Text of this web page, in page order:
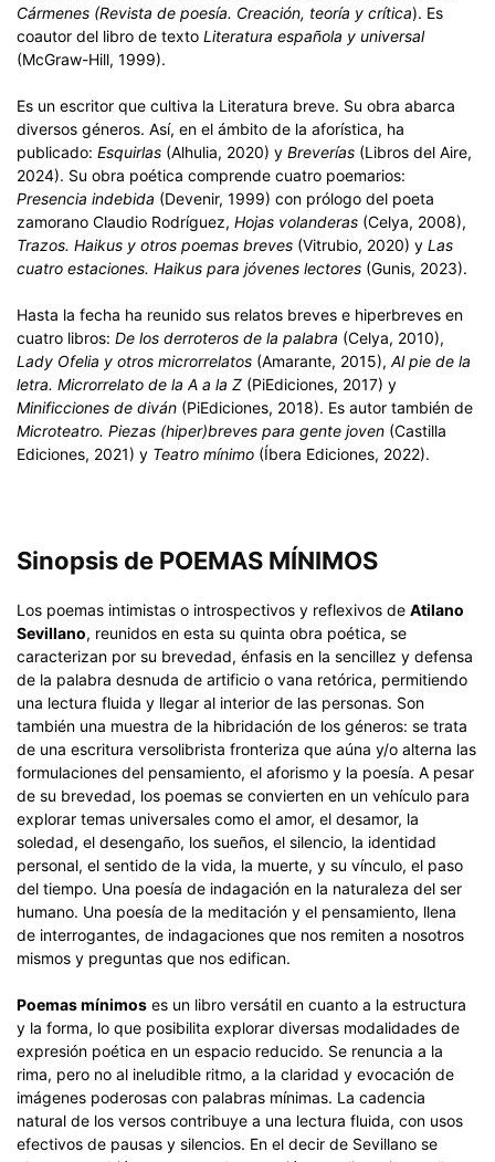
Cármenes (Revista de poesía. Creación, teoría y crítica). Es
coautor del libro de texto Literatura española y universal
(McGraw-Hill, 1999).
Es un escritor que cultiva la Literatura breve. Su obra abarca
diversos géneros. Así, en el ámbito de la aforística, ha
publicado: Esquirlas (Alhulia, 2020) y Breverías (Libros del Aire,
2024). Su obra poética comprende cuatro poemarios:
Presencia indebida (Devenir, 1999) con prólogo del poeta
zamorano Claudio Rodríguez, Hojas volanderas (Celya, 2008),
Trazos. Haikus y otros poemas breves (Vitrubio, 2020) y Las
cuatro estaciones. Haikus para jóvenes lectores (Gunis, 2023).
Hasta la fecha ha reunido sus relatos breves e hiperbreves en
cuatro libros: De los derroteros de la palabra (Celya, 2010),
Lady Ofelia y otros microrrelatos (Amarante, 2015), Al pie de la
letra. Microrrelato de la A a la Z (PiEdiciones, 2017) y
Minificciones de diván (PiEdiciones, 2018). Es autor también de
Microteatro. Piezas (hiper)breves para gente joven (Castilla
Ediciones, 2021) y Teatro mínimo (Íbera Ediciones, 2022).
Sinopsis de POEMAS MÍNIMOS
Los poemas intimistas o introspectivos y reflexivos de Atilano
Sevillano, reunidos en esta su quinta obra poética, se
caracterizan por su brevedad, énfasis en la sencillez y defensa
de la palabra desnuda de artificio o vana retórica, permitiendo
una lectura fluida y llegar al interior de las personas. Son
también una muestra de la hibridación de los géneros: se trata
de una escritura versolibrista fronteriza que aúna y/o alterna las
formulaciones del pensamiento, el aforismo y la poesía. A pesar
de su brevedad, los poemas se convierten en un vehículo para
explorar temas universales como el amor, el desamor, la
soledad, el desengaño, los sueños, el silencio, la identidad
personal, el sentido de la vida, la muerte, y su vínculo, el paso
del tiempo. Una poesía de indagación en la naturaleza del ser
humano. Una poesía de la meditación y el pensamiento, llena
de interrogantes, de indagaciones que nos remiten a nosotros
mismos y preguntas que nos edifican.
Poemas mínimos es un libro versátil en cuanto a la estructura
y la forma, lo que posibilita explorar diversas modalidades de
expresión poética en un espacio reducido. Se renuncia a la
rima, pero no al ineludible ritmo, a la claridad y evocación de
imágenes poderosas con palabras mínimas. La cadencia
natural de los versos contribuye a una lectura fluida, con usos
efectivos de pausas y silencios. En el decir de Sevillano se